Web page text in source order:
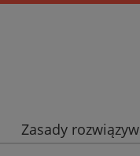
Zasady